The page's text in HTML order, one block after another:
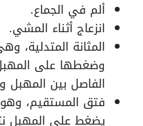
ألم في الجماع.
انزعاج أثناء المشي.
المثانة المتدلية،
وضغطها على
الفاصل بين المهبل
فتق المستقيم،
يضغط على المهبل